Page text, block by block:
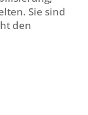
Sie sind
den